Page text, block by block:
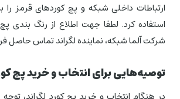
ارتباطات داخلی شبکه و پچ کوردهای قرمز را
استفاده کرد. لطفا جهت اطلاع از رنگ بندی
شرکت آلما شبکه، نماینده لگراند تماس حاصل
توصیه‌هایی برای انتخاب و خرید پچ